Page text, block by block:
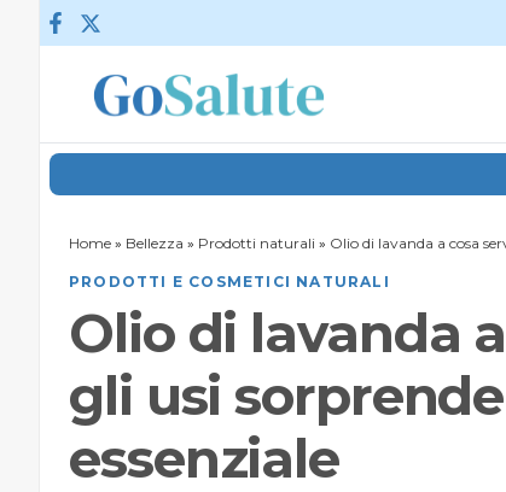
Vai al contenuto
Home » Bellezza » Prodotti naturali » Olio di lavanda a cosa
PRODOTTI E COSMETICI NATURALI
Olio di lavanda
gli usi
essenziale